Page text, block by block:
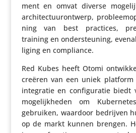
ment en omvat diverse
archi­tec­tuur­ont­werp,
ning van best practices,
training en onder­steu­ning,
li­ging en compliance.
Red Kubes heeft Otomi
creëren van een uniek platform
inte­gratie en confi­gu­ratie biedt
moge­lijk­heden om
gebruiken, waardoor bedrijven
op de markt kunnen brengen.